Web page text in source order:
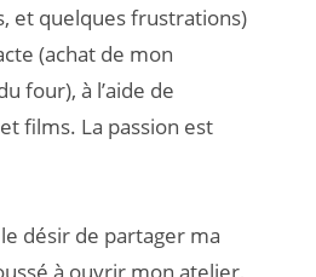
et quelques frustrations)
(achat de mon
four), à l’aide de
films. La passion est
désir de partager ma